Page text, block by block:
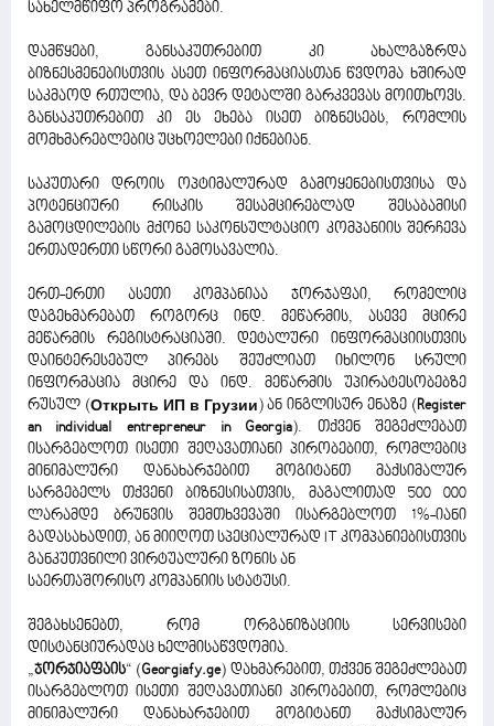
სახელმწიფო პროგრამები.
დამწყები, განსაკუთრებით კი ახალგაზრდა
ბიზნესმენებისთვის ასეთ ინფორმაციასთან წვდომა ხშირად
საკმაოდ რთულია, და ბევრ დეტალში გარკვევას მოითხოვს.
განსაკუთრებით კი ეს ეხება ისეთ ბიზნესებს, რომლის
მომხმარებლებიც უცხოელები იქნებიან.
საკუთარი დროის ოპტიმალურად გამოყენებისთვისა და
პოტენციური რისკის შესამცირებლად შესაბამისი
გამოცდილების მქონე საკონსულტაციო კომპანიის შერჩევა
ერთადერთი სწორი გამოსავალია.
ერთ-ერთი ასეთი კომპანიაა ჯორჯაფაი, რომელიც
დაგეხმარებათ როგორც ინდ. მეწარმის, ასევე მცირე
მეწარმის რეგისტრაციაში. დეტალური ინფორმაციისთვის
დაინტერესებულ პირებს შეუძლიათ იხილონ სრული
ინფორმაცია მცირე და ინდ. მეწარმის უპირატესობებზე
რუსულ (Открыть ИП в Грузии ) ან ინგლისურ ენაზე ( Register
an individual entrepreneur in Georgia). თქვენ შეგეძლებათ
ისარგებლოთ ისეთი შეღავათიანი პირობებით, რომლებიც
მინიმალური დანახარჯებით მოგიტანთ მაქსიმალურ
სარგებელს თქვენი ბიზნესისათვის, მაგალითად 500 000
ლარამდე ბრუნვის შემთხვევაში ისარგებლოთ 1%-იანი
გადასახადით, ან მიიღოთ სპეციალურად IT კომპანიებისთვის
განკუთვნილი ვირტუალური ზონის ან
საერთაშორისო კომპანიის სტატუსი.
შეგახსენებთ, რომ ორგანიზაციის სერვისები
დისტანციურადაც ხელმისაწვდომია.
„ჯორჯიაფაის“ (Georgiafy.ge) დახმარებით, თქვენ შეგეძლებათ
ისარგებლოთ ისეთი შეღავათიანი პირობებით, რომლებიც
მინიმალური დანახარჯებით მოგიტანთ მაქსიმალურ